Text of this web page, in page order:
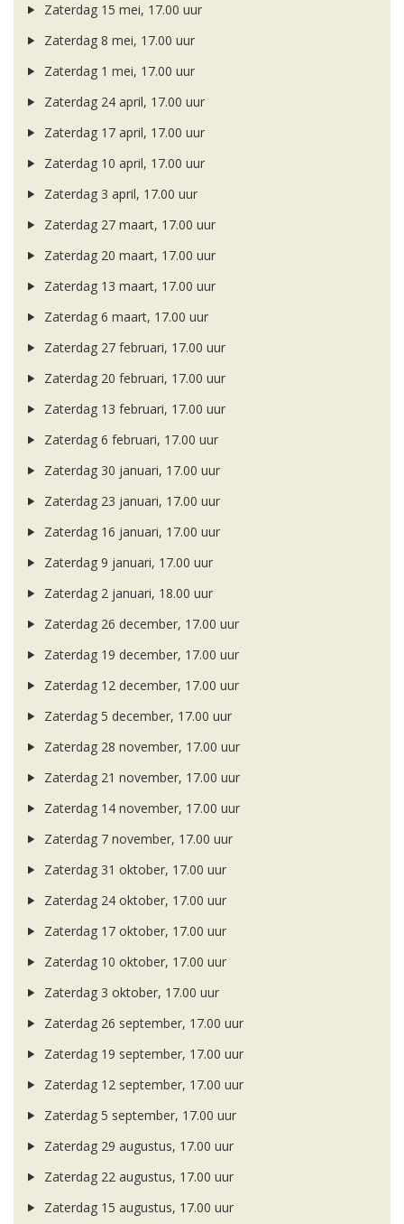
Zaterdag 15 mei, 17.00 uur
Zaterdag 8 mei, 17.00 uur
Zaterdag 1 mei, 17.00 uur
Zaterdag 24 april, 17.00 uur
Zaterdag 17 april, 17.00 uur
Zaterdag 10 april, 17.00 uur
Zaterdag 3 april, 17.00 uur
Zaterdag 27 maart, 17.00 uur
Zaterdag 20 maart, 17.00 uur
Zaterdag 13 maart, 17.00 uur
Zaterdag 6 maart, 17.00 uur
Zaterdag 27 februari, 17.00 uur
Zaterdag 20 februari, 17.00 uur
Zaterdag 13 februari, 17.00 uur
Zaterdag 6 februari, 17.00 uur
Zaterdag 30 januari, 17.00 uur
Zaterdag 23 januari, 17.00 uur
Zaterdag 16 januari, 17.00 uur
Zaterdag 9 januari, 17.00 uur
Zaterdag 2 januari, 18.00 uur
Zaterdag 26 december, 17.00 uur
Zaterdag 19 december, 17.00 uur
Zaterdag 12 december, 17.00 uur
Zaterdag 5 december, 17.00 uur
Zaterdag 28 november, 17.00 uur
Zaterdag 21 november, 17.00 uur
Zaterdag 14 november, 17.00 uur
Zaterdag 7 november, 17.00 uur
Zaterdag 31 oktober, 17.00 uur
Zaterdag 24 oktober, 17.00 uur
Zaterdag 17 oktober, 17.00 uur
Zaterdag 10 oktober, 17.00 uur
Zaterdag 3 oktober, 17.00 uur
Zaterdag 26 september, 17.00 uur
Zaterdag 19 september, 17.00 uur
Zaterdag 12 september, 17.00 uur
Zaterdag 5 september, 17.00 uur
Zaterdag 29 augustus, 17.00 uur
Zaterdag 22 augustus, 17.00 uur
Zaterdag 15 augustus, 17.00 uur